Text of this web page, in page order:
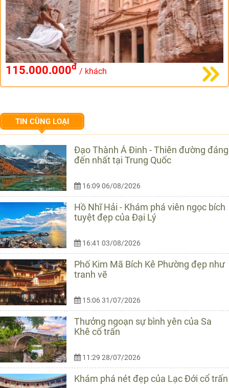
115.000.000đ / khách
TIN CÙNG LOẠI
Đạo Thành Á Đinh - Thiên đường đáng
đến nhất tại Trung Quốc
16:09 06/08/2026
Hồ Nhĩ Hải - Khám phá viên ngọc bích
tuyệt đẹp của Đại Lý
16:41 03/08/2026
Phố Kim Mã Bích Kê Phường đẹp như
tranh vẽ
15:06 31/07/2026
Thưởng ngoạn sự bình yên của Sa
Khê cổ trấn
11:29 28/07/2026
Khám phá nét đẹp của Lạc Đới cổ trấn